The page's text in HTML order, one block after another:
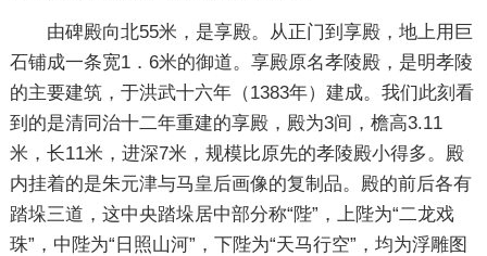
由碑殿向北55米，是享殿。从正门到享殿，地上用巨
石铺成一条宽1．6米的御道。享殿原名孝陵殿，是明孝陵
的主要建筑，于洪武十六年（1383年）建成。我们此刻看
到的是清同治十二年重建的享殿，殿为3间，檐高3.11
米，长11米，进深7米，规模比原先的孝陵殿小得多。殿
内挂着的是朱元津与马皇后画像的复制品。殿的前后各有
踏垛三道，这中央踏垛居中部分称“陛”，上陛为“二龙戏
珠”，中陛为“日照山河”，下陛为“天马行空”，均为浮雕图